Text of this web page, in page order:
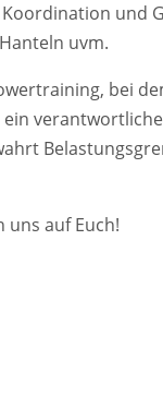
und
uvm.
bei
auf Euch!